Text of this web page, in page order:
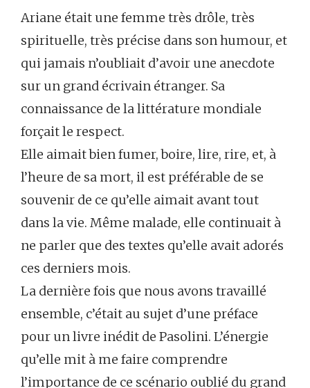
Ariane était une femme très drôle, très
spirituelle, très précise dans son humour, et
qui jamais n’oubliait d’avoir une anecdote
sur un grand écrivain étranger. Sa
connaissance de la littérature mondiale
forçait le respect.
Elle aimait bien fumer, boire, lire, rire, et, à
l’heure de sa mort, il est préférable de se
souvenir de ce qu’elle aimait avant tout
dans la vie. Même malade, elle continuait à
ne parler que des textes qu’elle avait adorés
ces derniers mois.
La dernière fois que nous avons travaillé
ensemble, c’était au sujet d’une préface
pour un livre inédit de Pasolini. L’énergie
qu’elle mit à me faire comprendre
l’importance de ce scénario oublié du grand